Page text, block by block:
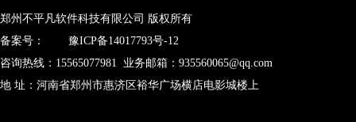
郑州不平凡软件科技有限公司 版权所有
备案号：
豫ICP备14017793号-12
咨询热线：15565077981 业务邮箱：935560065@qq.com
地 址：河南省郑州市惠济区裕华广场横店电影城楼上